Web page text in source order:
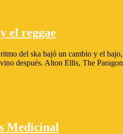
el reggae
del ska bajó un cambio y el
después. Alton Ellis, The
Medicinal